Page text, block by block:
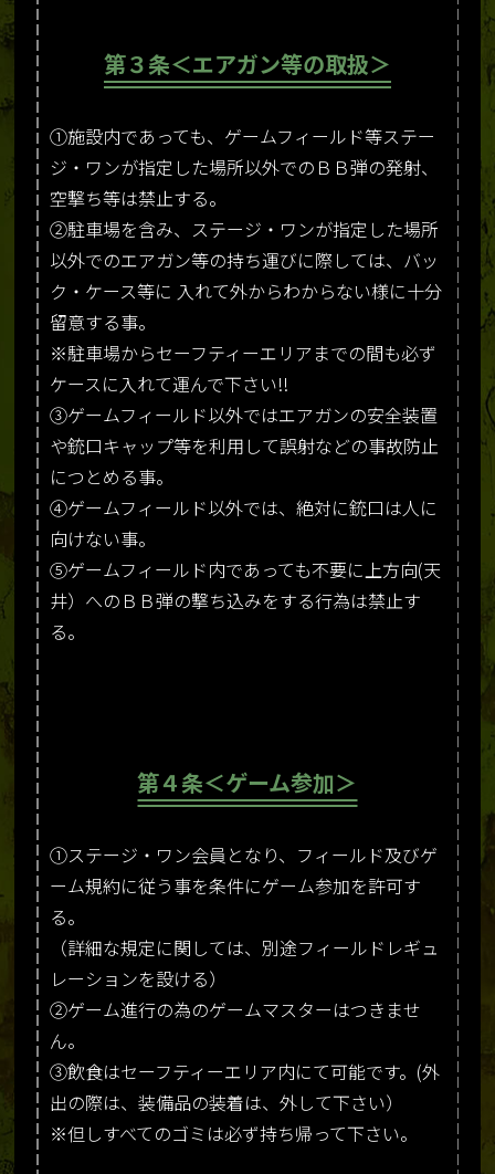
第３条＜エアガン等の取扱＞
①施設内であっても、ゲームフィールド等ステー
ジ・ワンが指定した場所以外でのＢＢ弾の発射、
空撃ち等は禁止する。
②駐車場を含み、ステージ・ワンが指定した場所
以外でのエアガン等の持ち運びに際しては、バッ
ク・ケース等に 入れて外からわからない様に十分
留意する事。
※駐車場からセーフティーエリアまでの間も必ず
ケースに入れて運んで下さい!!
③ゲームフィールド以外ではエアガンの安全装置
や銃口キャップ等を利用して誤射などの事故防止
につとめる事。
④ゲームフィールド以外では、絶対に銃口は人に
向けない事。
⑤ゲームフィールド内であっても不要に上方向(天
井）へのＢＢ弾の撃ち込みをする行為は禁止す
る。
第４条＜ゲーム参加＞
①ステージ・ワン会員となり、フィールド及びゲ
ーム規約に従う事を条件にゲーム参加を許可す
る。
（詳細な規定に関しては、別途フィールドレギュ
レーションを設ける）
②ゲーム進行の為のゲームマスターはつきませ
ん。
③飲食はセーフティーエリア内にて可能です。(外
出の際は、装備品の装着は、外して下さい）
※但しすべてのゴミは必ず持ち帰って下さい。